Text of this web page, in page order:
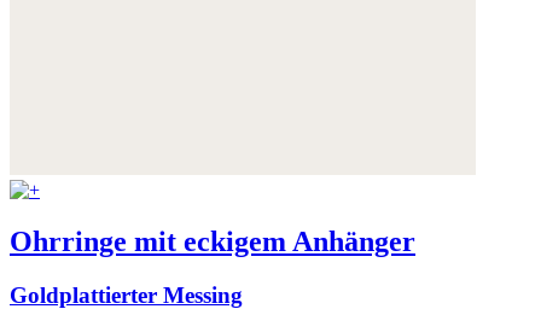
Ohrringe mit eckigem Anhänger
Goldplattierter Messing